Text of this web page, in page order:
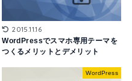
2015.11.16
WordPressでスマホ専用テーマを
つくるメリットとデメリット
WordPress